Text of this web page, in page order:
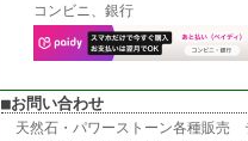
コンビニ、銀行
■お問い合わせ
天然石・パワーストーン各種販